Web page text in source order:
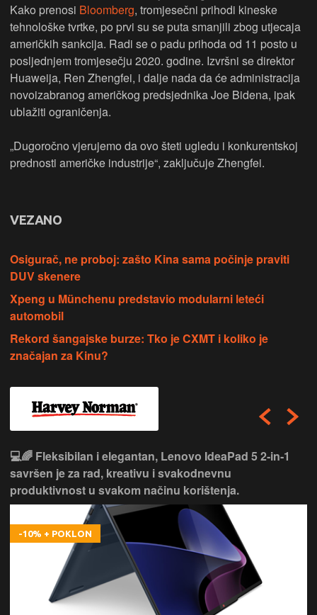
Kako prenosi Bloomberg, tromjesečni prihodi kineske
tehnološke tvrtke, po prvi su se puta smanjili zbog utjecaja
američkih sankcija. Radi se o padu prihoda od 11 posto u
posljednjem tromjesečju 2020. godine. Izvršni se direktor
Huaweija, Ren Zhengfei, i dalje nada da će administracija
novoizabranog američkog predsjednika Joe Bidena, ipak
ublažiti ograničenja.
„Dugoročno vjerujemo da ovo šteti ugledu i konkurentskoj
prednosti američke industrije“, zaključuje Zhengfei.
VEZANO
Osigurač, ne proboj: zašto Kina sama počinje praviti
DUV skenere
Xpeng u Münchenu predstavio modularni leteći
automobil
Rekord šangajske burze: Tko je CXMT i koliko je
značajan za Kinu?
💻🌈 Fleksibilan i elegantan, Lenovo IdeaPad 5 2‑in‑1
savršen je za rad, kreativu i svakodnevnu
produktivnost u svakom načinu korištenja.
-10% + POKLON